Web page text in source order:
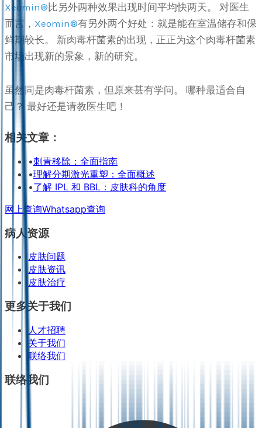
Xeomin®比另外两种效果出现时间平均快两天。 对医生
而言， Xeomin®有另外两个好处：就是能在室温储存和保
鲜期较长。 新肉毒杆菌素的出现，正正为这个肉毒杆菌素
市场出现新的景象，新的研究。
虽然同是肉毒杆菌素，但原来甚有学问。 哪种最适合自
己？ 最好还是请教医生吧！
相关文章：
•刺青移除：全面指南
•理解分期激光重塑：全面概述
•了解 IPL 和 BBL：皮肤科的角度
网上查询Whatsapp查询
病人资源
皮肤问题
皮肤资讯
皮肤治疗
更多关于我们
人才招聘
关于我们
联络我们
联络我们